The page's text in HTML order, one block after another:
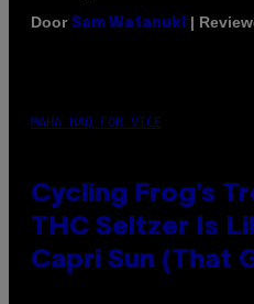
Door Sam Watanuki |
MAHA HAQ FOR VICE
Cycling Frog’s
THC Seltzer Is
Capri Sun (That